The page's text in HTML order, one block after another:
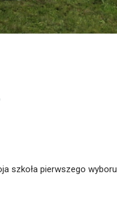
szkoła pierwszego